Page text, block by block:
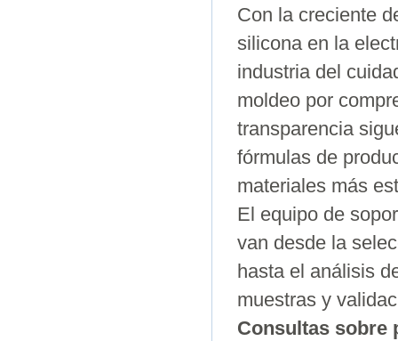
Con la creciente
silicona en la
industria del
moldeo por
transparencia
fórmulas de
materiales más
El equipo de
van desde la
hasta el análisis
muestras y
Consultas